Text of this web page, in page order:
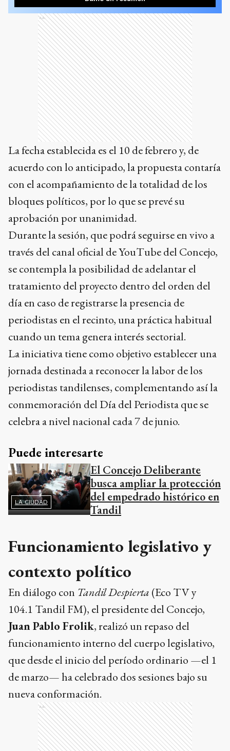
Ads
La fecha establecida es el 10 de febrero y, de
acuerdo con lo anticipado, la propuesta contaría
con el acompañamiento de la totalidad de los
bloques políticos, por lo que se prevé su
aprobación por unanimidad.
Durante la sesión, que podrá seguirse en vivo a
través del canal oficial de YouTube del Concejo,
se contempla la posibilidad de adelantar el
tratamiento del proyecto dentro del orden del
día en caso de registrarse la presencia de
periodistas en el recinto, una práctica habitual
cuando un tema genera interés sectorial.
La iniciativa tiene como objetivo establecer una
jornada destinada a reconocer la labor de los
periodistas tandilenses, complementando así la
conmemoración del Día del Periodista que se
celebra a nivel nacional cada 7 de junio.
Puede interesarte
LA CIUDAD
El Concejo Deliberante
busca ampliar la protección
del empedrado histórico en
Tandil
Funcionamiento legislativo y
contexto político
En diálogo con Tandil Despierta (Eco TV y
104.1 Tandil FM), el presidente del Concejo,
Juan Pablo Frolik, realizó un repaso del
funcionamiento interno del cuerpo legislativo,
que desde el inicio del período ordinario —el 1
de marzo— ha celebrado dos sesiones bajo su
nueva conformación.
Ads